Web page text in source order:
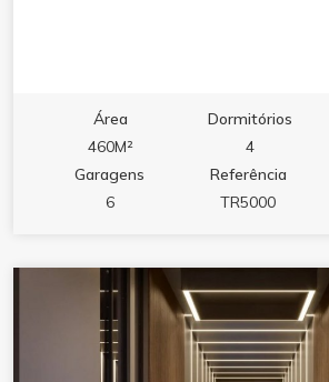
Área
460M²
Dormitórios
4
Garagens
6
Referência
TR5000